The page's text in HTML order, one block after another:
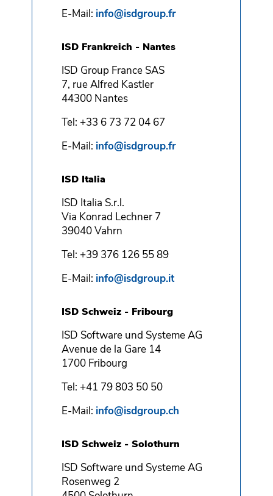
E-Mail: info@isdgroup.fr
ISD Frankreich - Nantes
ISD Group France SAS
7, rue Alfred Kastler
44300 Nantes
Tel: +33 6 73 72 04 67
E-Mail: info@isdgroup.fr
ISD Italia
ISD Italia S.r.l.
Via Konrad Lechner 7
39040 Vahrn
Tel: +39 376 126 55 89
E-Mail: info@isdgroup.it
ISD Schweiz - Fribourg
ISD Software und Systeme AG
Avenue de la Gare 14
1700 Fribourg
Tel: +41 79 803 50 50
E-Mail: info@isdgroup.ch
ISD Schweiz - Solothurn
ISD Software und Systeme AG
Rosenweg 2